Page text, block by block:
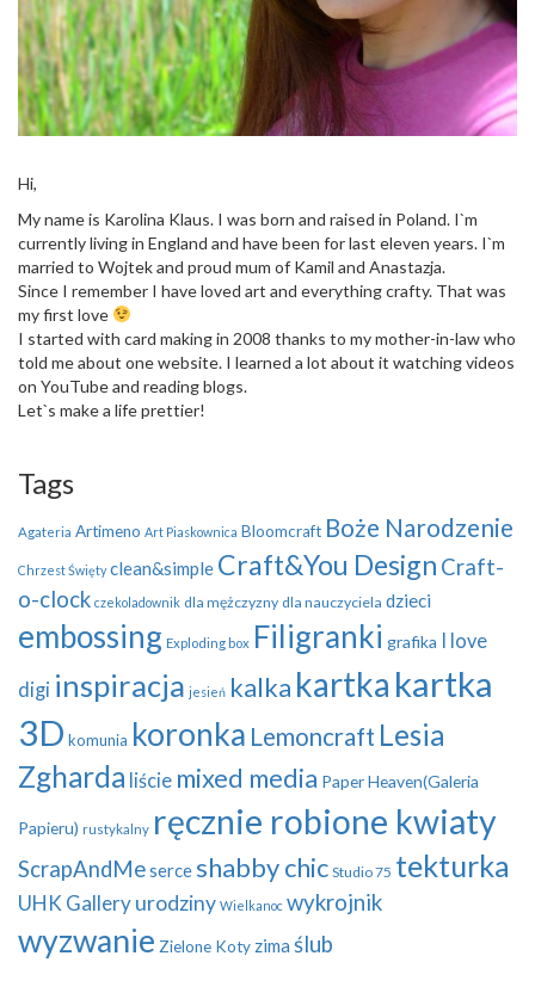
Hi,
My name is Karolina Klaus. I was born and raised in Poland. I`m
currently living in England and have been for last eleven years. I`m
married to Wojtek and proud mum of Kamil and Anastazja.
Since I remember I have loved art and everything crafty. That was
my first love
I started with card making in 2008 thanks to my mother-in-law who
told me about one website. I learned a lot about it watching videos
on YouTube and reading blogs.
Let`s make a life prettier!
Tags
Agateria Artimeno Art Piaskownica Bloomcraft Boże Narodzenie
Chrzest Święty clean&simple Craft&You Design Craft-
o-clock czekoladownik dla mężczyzny dla nauczyciela dzieci
embossing Exploding box Filigranki grafika I love
digi inspiracja jesień kalka kartka kartka
3D komunia koronka Lemoncraft Lesia
Zgharda liście mixed media Paper Heaven(Galeria
Papieru) rustykalny ręcznie robione kwiaty
ScrapAndMeserce shabby chic Studio 75 tekturka
UHK Galleryurodziny Wielkanoc wykrojnik
wyzwanie Zielone Koty zima ślub